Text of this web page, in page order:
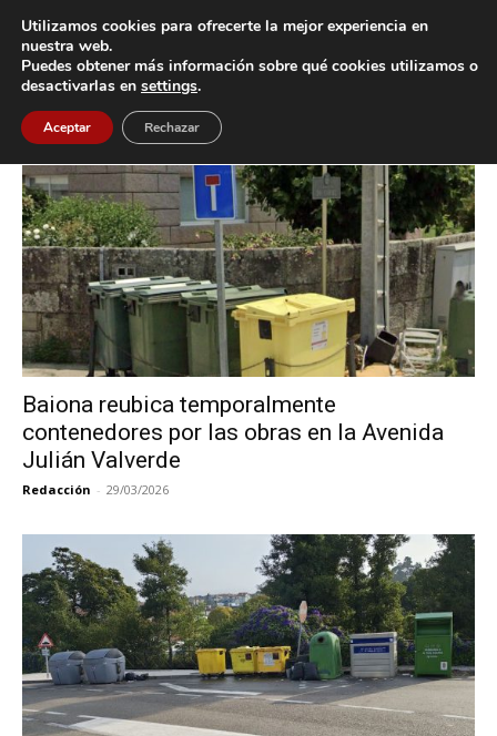
Inicio Etiquetas Contenedores
Etiqueta: Contenedores
Baiona reubica temporalmente
contenedores por las obras en la Avenida
Julián Valverde
Redacción - 29/03/2026
Utilizamos cookies para ofrecerte la mejor experiencia en
nuestra web.
Puedes obtener más información sobre qué cookies utilizamos o
desactivarlas en settings.
Aceptar Rechazar